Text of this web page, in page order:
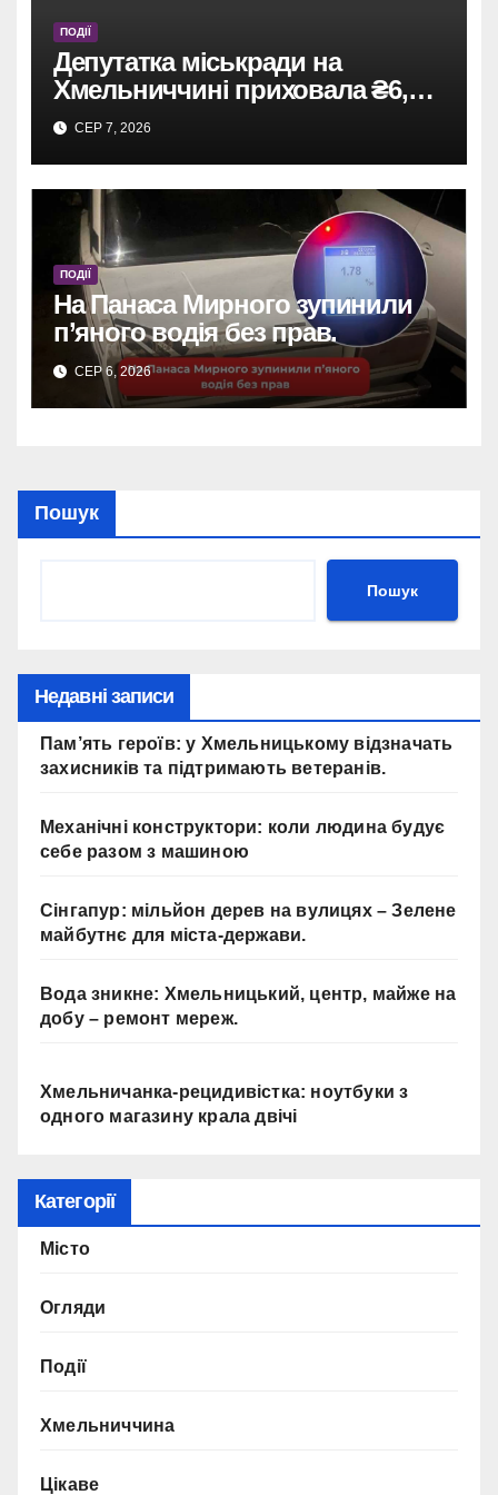
ПОДІЇ
Депутатка міськради на
Хмельниччині приховала ₴6,4
млн: винесено вирок
СЕР 7, 2026
ПОДІЇ
На Панаса Мирного зупинили
п’яного водія без прав.
СЕР 6, 2026
Пошук
Пошук
Недавні записи
Пам’ять героїв: у Хмельницькому відзначать
захисників та підтримають ветеранів.
Механічні конструктори: коли людина будує
себе разом з машиною
Сінгапур: мільйон дерев на вулицях – Зелене
майбутнє для міста-держави.
Вода зникне: Хмельницький, центр, майже на
добу – ремонт мереж.
Хмельничанка-рецидивістка: ноутбуки з
одного магазину крала двічі
Категорії
Місто
Огляди
Події
Хмельниччина
Цікаве